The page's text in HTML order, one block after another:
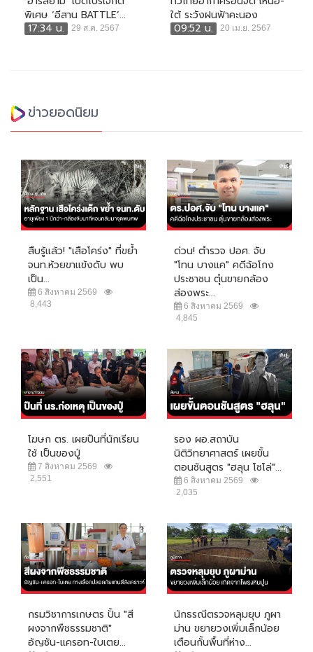
พิเศษ ‘อีสาน BATTLE’...
17:34 น.
29 ส.ค. 2567
ใต้ ระวังฝนฟ้าคะนอง
09:52 น.
20 เม.ย. 2567
ข่าวยอดนิยม
สืบรู้แล้ว! "เสือโคร่ง" ที่ขย้ำ
จนท.ห้วยขาแข้งดับ พบ
เป็น...
6 สิงหาคม 2569
8,443
ด่วน! ตำรวจ ปอศ. จับ
"โทน บางแค" คดีฉ้อโกง
ประชาชน ตุ๋นขายกล้อง
ส่องพระ...
6 สิงหาคม 2569
4,845
โฆษก ตร. เผยปืนที่นักเรียน
ใช้ เป็นของปู่
7 สิงหาคม 2569
2,551
รอง ผอ.สถาบัน
นิติวิทยาศาสตร์ เผยขั้น
ตอนชันสูตร "ฮลุน โซโล่"...
6 สิงหาคม 2569
2,035
กรมวิชาการเกษตร ปั้น "สี
ผงจากพืชธรรมชาติ"
อัญชัน-แครอท-ใบเตย...
นักธรณีตรวจหลุมยุบ ภูผา
ม่าน ขยายวงเพิ่มเล็กน้อย
เตือนกั้นพื้นที่ห่าง...